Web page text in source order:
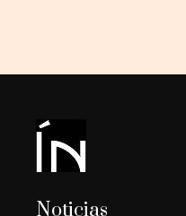
Noticias